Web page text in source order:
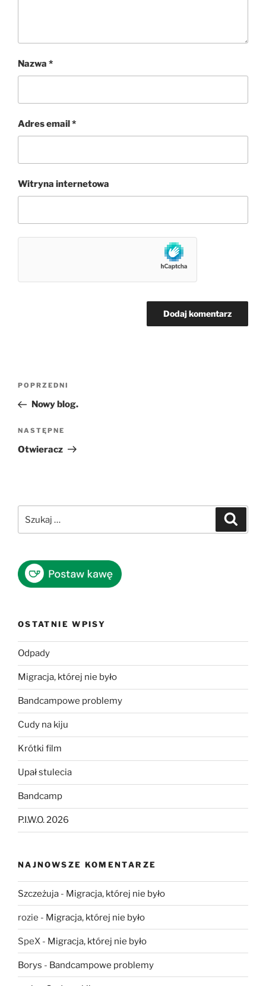
Nazwa *
Adres email*
Witryna internetowa
Nawigacja
Poprzedni
wpis
POPRZEDNI
Nowy blog.
Następny
wpis
NASTĘPNE
Otwieracz
OSTATNIE WPISY
Odpady
Migracja, której nie było
Bandcampowe problemy
Cudy na kiju
Krótki film
Upał stulecia
Bandcamp
P.I.W.O. 2026
NAJNOWSZE KOMENTARZE
Szczeżuja - Migracja, której nie było
rozie - Migracja, której nie było
SpeX - Migracja, której nie było
Borys - Bandcampowe problemy